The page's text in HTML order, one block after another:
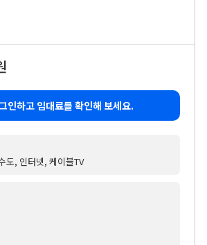
인하고 임대료를 확인해 보세요.
도, 인터넷, 케이블TV